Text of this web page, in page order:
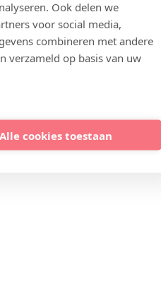
Ook delen we
voor social media,
combineren met andere
verzameld op basis van uw
Alle cookies toestaan